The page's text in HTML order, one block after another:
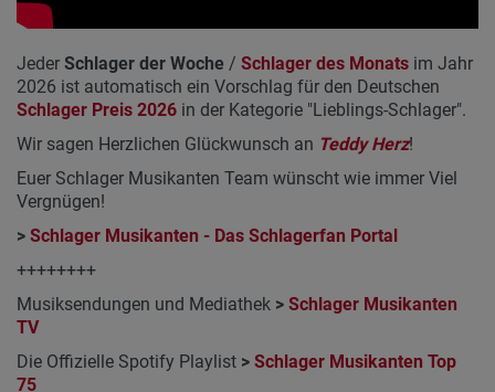
Jeder Schlager der Woche / Schlager des Monats im Jahr
2026 ist automatisch ein Vorschlag für den Deutschen
Schlager Preis 2026 in der Kategorie "Lieblings-Schlager".
Wir sagen Herzlichen Glückwunsch an Teddy Herz!
Euer Schlager Musikanten Team wünscht wie immer Viel
Vergnügen!
> Schlager Musikanten - Das Schlagerfan Portal
++++++++
Musiksendungen und Mediathek > Schlager Musikanten
TV
Die Offizielle Spotify Playlist > Schlager Musikanten Top
75